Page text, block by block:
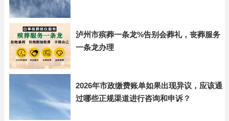
泸州市殡葬一条龙%告别会葬礼，丧葬服务
一条龙办理
2026年市政缴费账单如果出现异议，应该通
过哪些正规渠道进行咨询和申诉？